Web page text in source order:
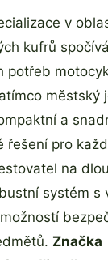
v
kufrů
potřeb
městský
a
řešení pro
na
systém s
Značka